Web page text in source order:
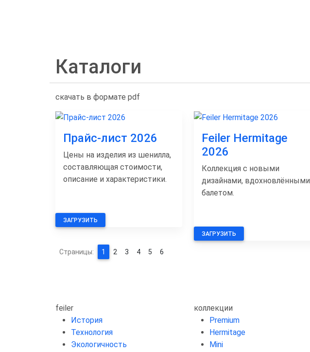
Каталоги
скачать в формате pdf
Прайс-лист 2026
Цены на изделия из шенилла,
составляющая стоимости,
описание и характеристики.
ЗАГРУЗИТЬ
Feiler Hermitage
2026
Коллекция с новыми
дизайнами, вдохновлёнными
балетом.
ЗАГРУЗИТЬ
Страницы: 1 2 3 4 5 6
feiler
История
Технология
Экологичность
коллекции
Premium
Hermitage
Mini